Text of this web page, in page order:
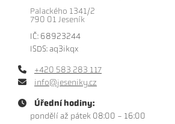
Palackého 1341/2
790 01 Jeseník
IČ: 68923244
ISDS: aq3ikqx
+420 583 283 117
info@jeseniky.cz
Úřední hodiny:
pondělí až pátek 08:00 - 16:00